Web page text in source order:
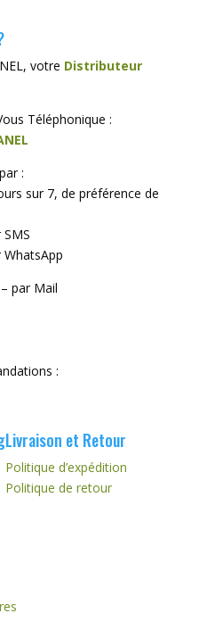
votre Distributeur
Téléphonique :
:
sur 7, de préférence de
– par Mail
:
Livraison et Retour
Politique d’expédition
Politique de retour